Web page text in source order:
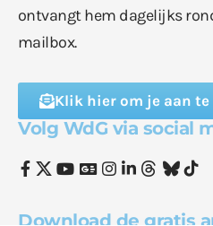
ontvangt hem dagelijks
mailbox.
Klik hier om je aan te
Volg WdG via social
Download de gratis